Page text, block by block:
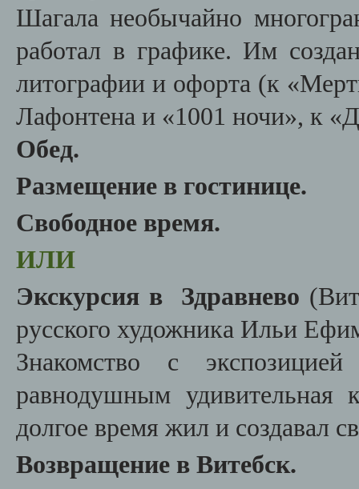
Шагала необычайно
работал в графике. Им
литографии и офорта (к
Лафонтена и «1001 ночи», к
Обед.
Размещение в гостинице.
Свободное время.
ИЛИ
Экскурсия в Здравнево
русского художника Ильи
Знакомство с
равнодушным удивительная
долгое время жил и создавал
Возвращение в Витебск.